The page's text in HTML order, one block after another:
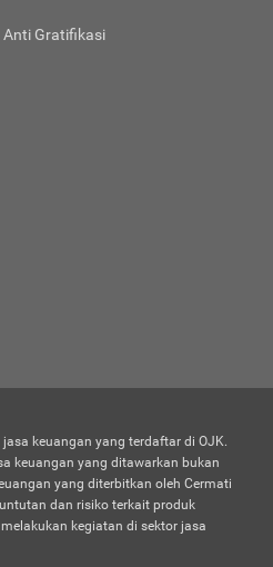
Anti Gratifikasi
keuangan yang terdaftar di OJK.
keuangan yang ditawarkan bukan
yang diterbitkan oleh Cermati
dan risiko terkait produk
kegiatan di sektor jasa